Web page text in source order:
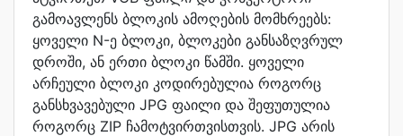
გამოავლენს ბლოკის ამოღების მომხრეებს:
ყოველი N-ე ბლოკი, ბლოკები განსაზღვრულ
დროში, ან ერთი ბლოკი წამში. ყოველი
არჩეული ბლოკი კოდირებულია როგორც
განსხვავებული JPG ფაილი და შეფუთულია
როგორც ZIP ჩამოტვირთვისთვის. JPG არის